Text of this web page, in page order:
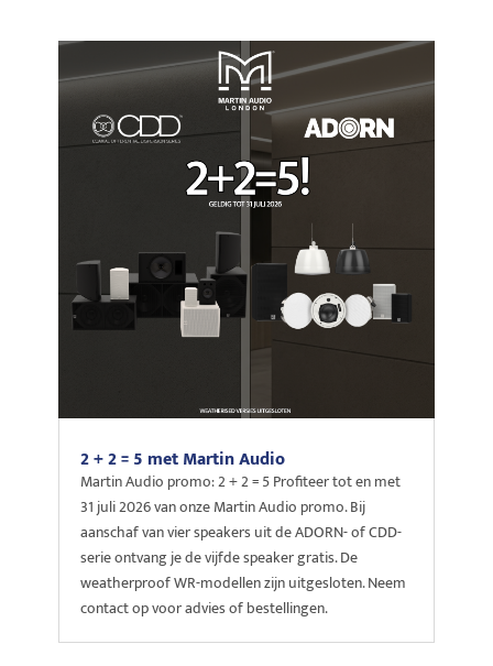
2 + 2 = 5 met Martin Audio
Martin Audio promo: 2 + 2 = 5 Profiteer tot en met
31 juli 2026 van onze Martin Audio promo. Bij
aanschaf van vier speakers uit de ADORN- of CDD-
serie ontvang je de vijfde speaker gratis. De
weatherproof WR-modellen zijn uitgesloten. Neem
contact op voor advies of bestellingen.